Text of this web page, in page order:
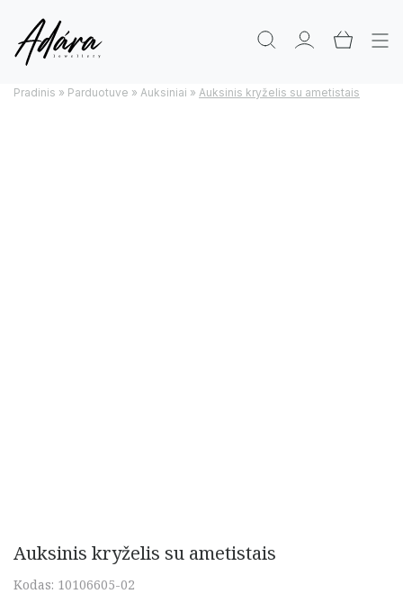
Pradinis » Parduotuve » Auksiniai » Auksinis kryželis su ametistais
Auksinis kryželis su ametistais
Kodas: 10106605-02